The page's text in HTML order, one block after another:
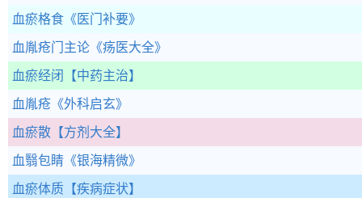
血瘀格食 《医门补要》
血胤疮门主论 《疡医大全》
血瘀经闭 【中药主治】
血胤疮 《外科启玄》
血瘀散 【方剂大全】
血翳包睛 《银海精微》
血瘀体质 【疾病症状】